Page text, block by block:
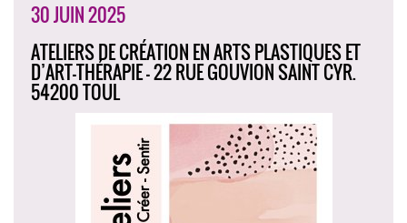
30 JUIN 2025
ATELIERS DE CRÉATION EN ARTS PLASTIQUES ET
D’ART-THÉRAPIE - 22 RUE GOUVION SAINT CYR.
54200 TOUL